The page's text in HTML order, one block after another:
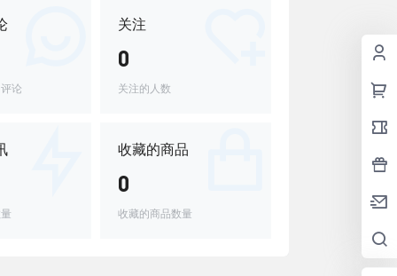
论
关注
0
关注的人数
收藏的商品
0
收藏的商品数量